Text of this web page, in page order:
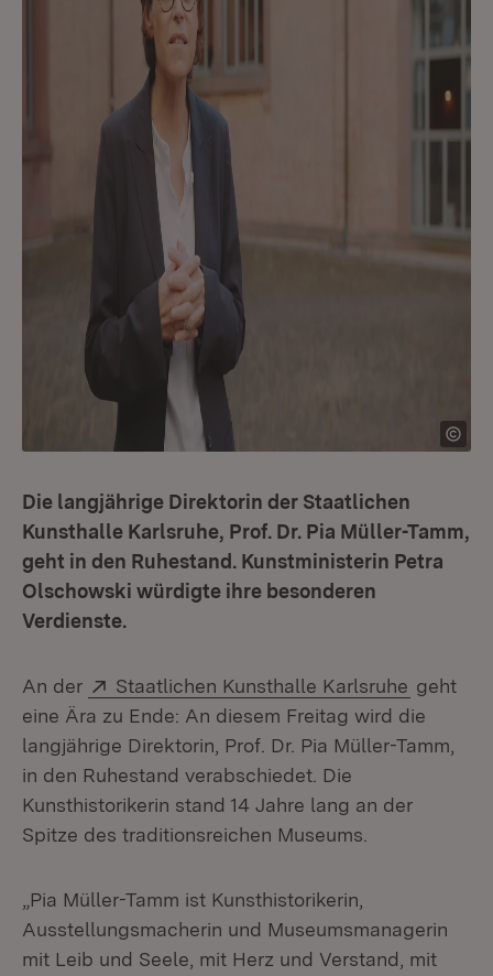
Die langjährige Direktorin der Staatlichen
Kunsthalle Karlsruhe, Prof. Dr. Pia Müller-Tamm,
geht in den Ruhestand. Kunstministerin Petra
Olschowski würdigte ihre besonderen
Verdienste.
An der Extern:
Staatlichen Kunsthalle Karlsruhe (Öffnet
geht
eine Ära zu Ende: An diesem Freitag wird die
langjährige Direktorin, Prof. Dr. Pia Müller-Tamm,
in den Ruhestand verabschiedet. Die
Kunsthistorikerin stand 14 Jahre lang an der
Spitze des traditionsreichen Museums.
„Pia Müller-Tamm ist Kunsthistorikerin,
Ausstellungsmacherin und Museumsmanagerin
mit Leib und Seele, mit Herz und Verstand, mit